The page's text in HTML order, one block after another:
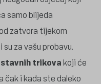
samo blijeda
zatvora tijekom
za vašu probavu.
trikovakoji će
čak i kada ste daleko